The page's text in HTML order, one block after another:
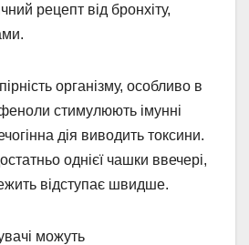
рецепт від бронхіту,
організму, особливо в
стимулюють імунні
дія виводить токсини.
однієї чашки ввечері,
відступає швидше.
можуть